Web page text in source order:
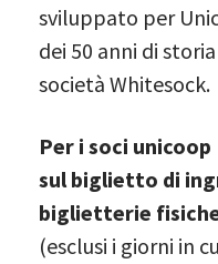
sviluppato per
dei 50 anni di
società Whitesock.
Per i soci
sul biglietto di
biglietterie
(esclusi i giorni in